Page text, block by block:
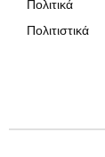
Πολιτικά
Πολιτιστικά